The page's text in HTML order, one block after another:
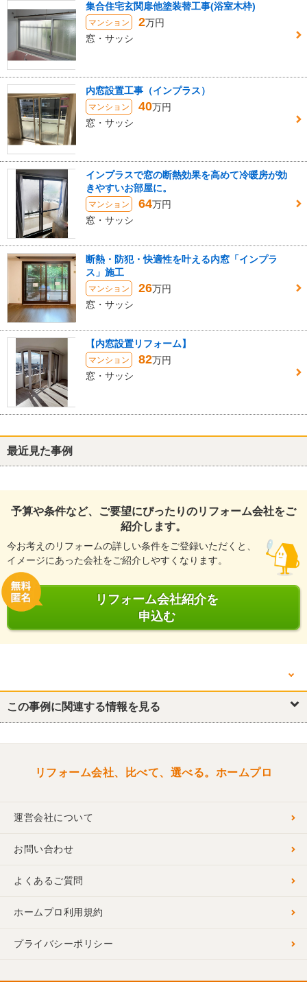
集合住宅玄関扉他塗装替工事(浴室木枠)
マンション 2万円
窓・サッシ
内窓設置工事（インプラス）
マンション 40万円
窓・サッシ
インプラスで窓の断熱効果を高めて冷暖房が効
きやすいお部屋に。
マンション 64万円
窓・サッシ
断熱・防犯・快適性を叶える内窓「インプラ
ス」施工
マンション 26万円
窓・サッシ
【内窓設置リフォーム】
マンション 82万円
窓・サッシ
最近見た事例
予算や条件など、ご要望にぴったりのリフォーム会社をご
紹介します。
今お考えのリフォームの詳しい条件をご登録いただくと、
イメージにあった会社をご紹介しやすくなります。
リフォーム会社紹介を
申込む
他の箇所を見る
キッチン・台所 浴室・ユニットバス トイレ
この事例に関連する情報を見る
リフォーム会社、比べて、選べる。ホームプロ
運営会社について
お問い合わせ
よくあるご質問
ホームプロ利用規約
プライバシーポリシー